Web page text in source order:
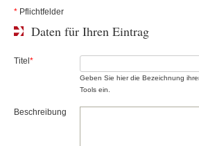
* Pflichtfelder
Daten für Ihren Eintrag
Titel *
Geben Sie hier die Bezeichnung
Tools ein.
Beschreibung